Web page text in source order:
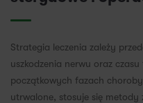
Strategia leczenia zależy
uszkodzenia nerwu oraz
początkowych fazach
utrwalone, stosuje się